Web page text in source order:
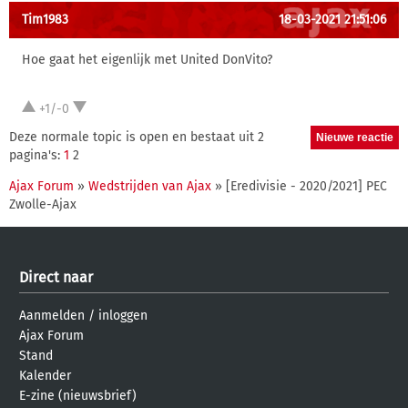
Tim1983 18-03-2021 21:51:06
Hoe gaat het eigenlijk met United DonVito?
+1/-0
Deze normale topic is open en bestaat uit 2
pagina's: 1 2
Ajax Forum » Wedstrijden van Ajax » [Eredivisie - 2020/2021] PEC
Zwolle-Ajax
Direct naar
Aanmelden / inloggen
Ajax Forum
Stand
Kalender
E-zine (nieuwsbrief)